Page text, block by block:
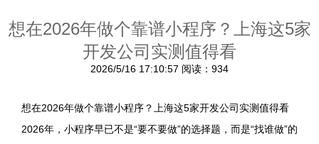
想在2026年做个靠谱小程序？上海这5家
开发公司实测值得看
2026/5/16 17:10:57 阅读：934
想在2026年做个靠谱小程序？上海这5家开发公司实测值得看
2026年，小程序早已不是“要不要做”的选择题，而是“找谁做”的